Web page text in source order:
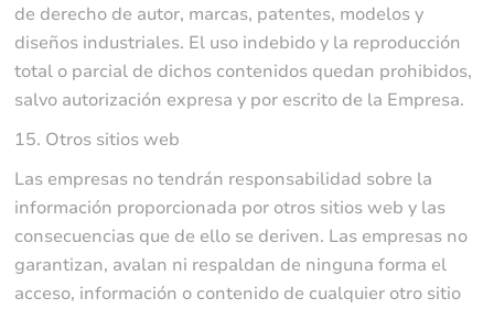
de derecho de autor, marcas, patentes, modelos y
diseños industriales. El uso indebido y la reproducción
total o parcial de dichos contenidos quedan prohibidos,
salvo autorización expresa y por escrito de la Empresa.
15. Otros sitios web
Las empresas no tendrán responsabilidad sobre la
información proporcionada por otros sitios web y las
consecuencias que de ello se deriven. Las empresas no
garantizan, avalan ni respaldan de ninguna forma el
acceso, información o contenido de cualquier otro sitio